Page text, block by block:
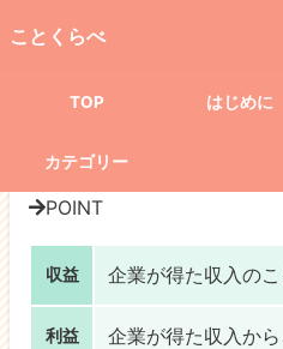
ことくらべ
TOP はじめに
カテゴリー
「収益」と「利益」の違いって？
ビジネス
「収益」と「利
POINT
収益 企業が得た収入のこ
利益 企業が得た収入か